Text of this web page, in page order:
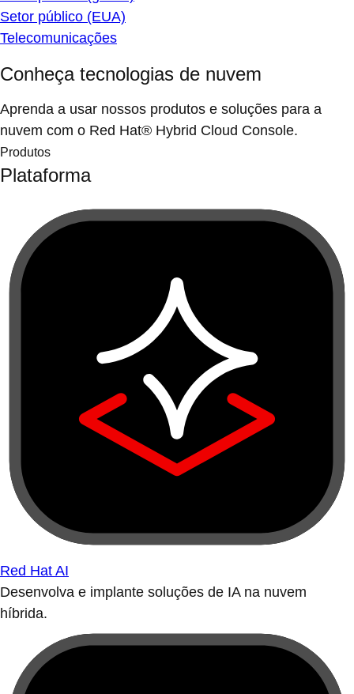
Setor público (EUA)
Telecomunicações
Conheça tecnologias de nuvem
Aprenda a usar nossos produtos e soluções para a
nuvem com o Red Hat® Hybrid Cloud Console.
Produtos
Plataforma
Red Hat AI
Desenvolva e implante soluções de IA na nuvem
híbrida.